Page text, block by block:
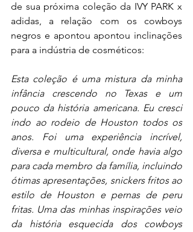
de sua próxima coleção da IVY PARK x
adidas, a relação com os cowboys
negros e apontou apontou inclinações
para a indústria de cosméticos:
Esta coleção é uma mistura da minha
infância crescendo no Texas e um
pouco da história americana. Eu cresci
indo ao rodeio de Houston todos os
anos. Foi uma experiência incrível,
diversa e multicultural, onde havia algo
para cada membro da família, incluindo
ótimas apresentações, snickers fritos ao
estilo de Houston e pernas de peru
fritas. Uma das minhas inspirações veio
da história esquecida dos cowboys